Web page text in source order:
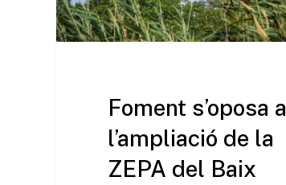
Foment s’oposa a
l’ampliació de la
ZEPA del Baix